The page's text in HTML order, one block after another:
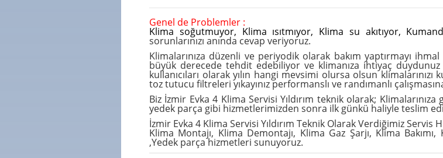
Genel de Problemler :
Klima soğutmuyor, Klima ısıtmıyor, Klima su akıtıyor,
sorunlarınızı anında cevap veriyoruz.
Klimalarınıza düzenli ve periyodik olarak bakım yaptırmayı ihmal
büyük derecede tehdit edebiliyor ve klimanıza ihtiyaç
kullanıcıları olarak yılın hangi mevsimi olursa olsun
toz tutucu filtreleri yıkayınız performanslı ve randımanlı
Biz İzmir Evka 4 Klima Servisi Yıldırım teknik olarak;
yedek parça gibi hizmetlerimizden sonra ilk günkü haliyle teslim
İzmir Evka 4 Klima Servisi Yıldırım Teknik Olarak Verdiğimiz Servis
Klima Montajı, Klima Demontajı, Klima Gaz Şarjı, Klima Bakımı,
,Yedek parçahizmetleri sunuyoruz.